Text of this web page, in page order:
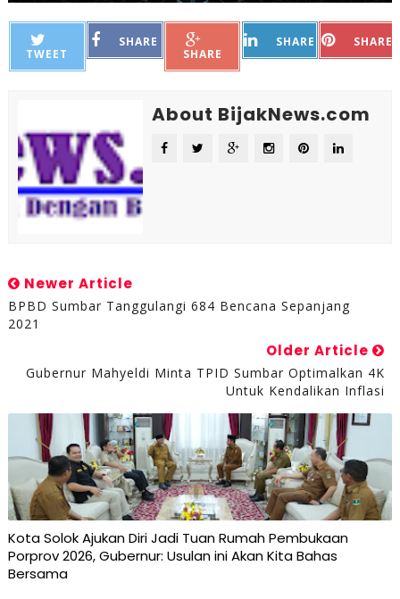
TWEET
SHARE
SHARE
SHARE SHARE
About BijakNews.com
Newer Article
BPBD Sumbar Tanggulangi 684 Bencana Sepanjang
2021
Older Article
Gubernur Mahyeldi Minta TPID Sumbar Optimalkan 4K
Untuk Kendalikan Inflasi
Kota Solok Ajukan Diri Jadi Tuan Rumah Pembukaan
Porprov 2026, Gubernur: Usulan ini Akan Kita Bahas
Bersama